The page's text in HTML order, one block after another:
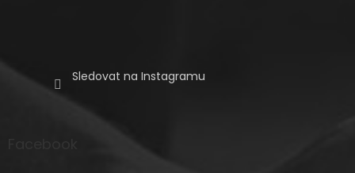
Sledovat na Instagramu